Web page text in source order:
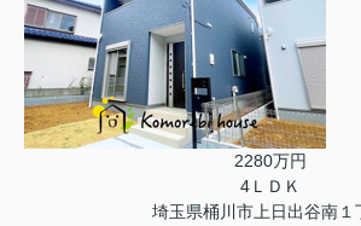
2280万円
4ＬＤＫ
埼玉県桶川市上日出谷南１